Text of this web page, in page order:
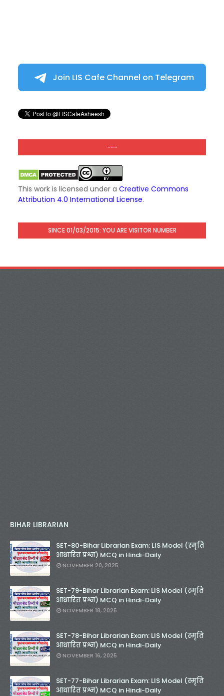
Join LIS Cafe Channel on Telegram
---
This work is licensed under a Creative Commons
Attribution 4.0 International License.
SINCE 01/03/2015: YOU ARE VISITOR NUMBER
BIHAR LIBRARIAN
SET-80-Bihar Librarian Exam: LIS Model (स्मृति
आधारित प्रश्न) MCQ in Hindi-Daily
NOVEMBER 20, 2025
SET-79-Bihar Librarian Exam: LIS Model (स्मृति
आधारित प्रश्न) MCQ in Hindi-Daily
NOVEMBER 18, 2025
SET-78-Bihar Librarian Exam: LIS Model (स्मृति
आधारित प्रश्न) MCQ in Hindi-Daily
NOVEMBER 16, 2025
SET-77-Bihar Librarian Exam: LIS Model (स्मृति
आधारित प्रश्न) MCQ in Hindi-Daily